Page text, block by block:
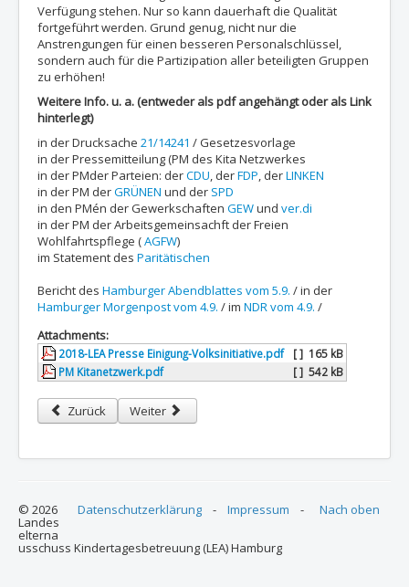
Verfügung stehen. Nur so kann dauerhaft die Qualität
fortgeführt werden. Grund genug, nicht nur die
Anstrengungen für einen besseren Personalschlüssel,
sondern auch für die Partizipation aller beteiligten Gruppen
zu erhöhen!
Weitere Info. u. a. (entweder als pdf angehängt oder als Link
hinterlegt)
in der Drucksache 21/14241 / Gesetzesvorlage
in der Pressemitteilung (PM des Kita Netzwerkes
in der PMder Parteien: derCDU, derFDP, derLINKEN
in der PM derGRÜNEN und der SPD
in den PMén der Gewerkschaften GEWund ver.di
in der PM der Arbeitsgemeinsachft der Freien
Wohlfahrtspflege (AGFW)
im Statement des Paritätischen
Bericht des Hamburger Abendblattes vom 5.9. / in der
Hamburger Morgenpost vom 4.9. / im NDR vom 4.9. /
Attachments:
2018-LEA Presse Einigung-Volksinitiative.pdf [ ] 165 kB
PM Kitanetzwerk.pdf
[ ] 542 kB
Vorheriger Beitrag: LEA Hamburg zum „Gute-Kita-Gesetz“ und
Zurück Nächster Beitrag: Bertelsmann: HH behält rote
Weiter
Nach oben
Datenschutzerklärung - Impressum -
© 2026
Landes
elterna
usschuss Kindertagesbetreuung (LEA) Hamburg